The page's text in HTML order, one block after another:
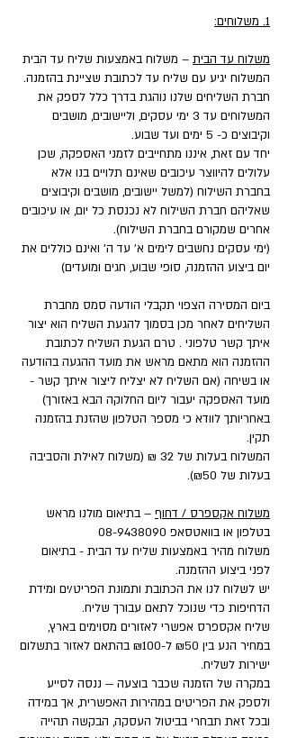
1. משלוחים:
משלוח עד הבית – משלוח באמצעות שליח עד הבית
המשלוח יגיע עם שליח עד לכתובת שציינת בהזמנה.
חברת השליחים שלנו נוהגת בדרך כלל לספק את
המשלוחים עד 3 ימי עסקים, וליישובים, מושבים
וקיבוצים כ- 5 ימים ועד שבוע.
יחד עם זאת, איננו מתחייבים לזמני האספקה, שכן
עלולים להיווצר עיכובים שאינם תלויים בנו אלא
בחברת השילוח (למשל יישובים, מושבים וקיבוצים
שאליהם חברת השילוח לא נכנסת כל יום, או עיכובים
אחרים שמקורם בחברת השילוח).
(ימי עסקים נחשבים לימים א' עד ה' ואינם כוללים את
יום ביצוע ההזמנה, סופי שבוע, חגים ומועדים)
ביום המסירה הצפוי תקבלי הודעה סמס מחברת
השליחים לאחר מכן בסמוך להגעת השליח הוא יצור
איתך קשר טלפוני . טרם הגעת השליח לכתובת
ההזמנה הוא מתאם מראש את מועד ההגעה בהודעה
או בשיחה (אם השליח לא יצליח ליצור איתך קשר -
מועד האספקה יעבור ליום החלוקה הבא באזורך)
באחריותך לוודא כי מספר הטלפון שהזנת בהזמנה
תקין.
המשלוח בעלות של 32 ₪ (משלוח לאילת והסביבה
בעלות של ₪50).
משלוח אקספרס / דחוף – בתיאום מולנו מראש
בטלפון או בוואטסאפ 08-9438090
משלוח מהיר באמצעות שליח עד הבית - בתיאום
לפני ביצוע ההזמנה.
יש לשלוח לנו את הכתובת ותמונת הפריט/ים ומידת
הדחיפות כדי שנוכל לתאם עבורך שליח.
שליח אקספרס אפשרי לאזורים מסוימים בארץ,
במחיר הנע בין ₪50 ל-₪100 בהתאם לאזור בתשלום
ישירות לשליח.
במקרה של הזמנה שכבר בוצעה — ננסה לסייע
ולספק את הפריטים במהירות האפשרית, אך במידה
ובכל זאת תבחרי בביטול העסקה, הבקשה תהייה